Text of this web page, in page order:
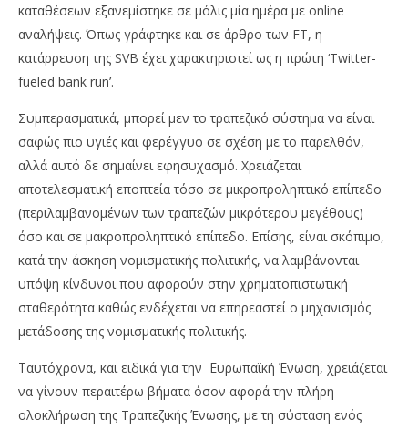
καταθέσεων εξανεμίστηκε σε μόλις μία ημέρα με online
αναλήψεις. Όπως γράφτηκε και σε άρθρο των FT, η
κατάρρευση της SVB έχει χαρακτηριστεί ως η πρώτη ‘Twitter-
fueled bank run’.
Συμπερασματικά, μπορεί μεν το τραπεζικό σύστημα να είναι
σαφώς πιο υγιές και φερέγγυο σε σχέση με το παρελθόν,
αλλά αυτό δε σημαίνει εφησυχασμό. Χρειάζεται
αποτελεσματική εποπτεία τόσο σε μικροπροληπτικό επίπεδο
(περιλαμβανομένων των τραπεζών μικρότερου μεγέθους)
όσο και σε μακροπροληπτικό επίπεδο. Επίσης, είναι σκόπιμο,
κατά την άσκηση νομισματικής πολιτικής, να λαμβάνονται
υπόψη κίνδυνοι που αφορούν στην χρηματοπιστωτική
σταθερότητα καθώς ενδέχεται να επηρεαστεί ο μηχανισμός
μετάδοσης της νομισματικής πολιτικής.
Ταυτόχρονα, και ειδικά για την Ευρωπαϊκή Ένωση, χρειάζεται
να γίνουν περαιτέρω βήματα όσον αφορά την πλήρη
ολοκλήρωση της Τραπεζικής Ένωσης, με τη σύσταση ενός